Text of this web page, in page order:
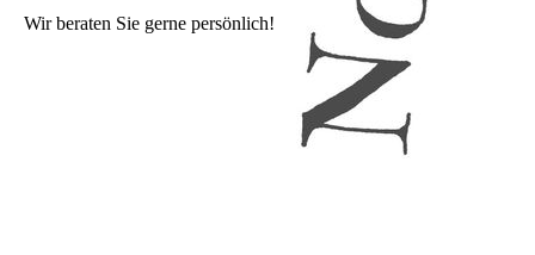
Wir beraten Sie gerne persönlich!